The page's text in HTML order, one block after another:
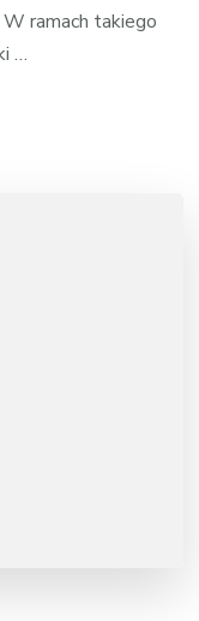
ramach takiego
…